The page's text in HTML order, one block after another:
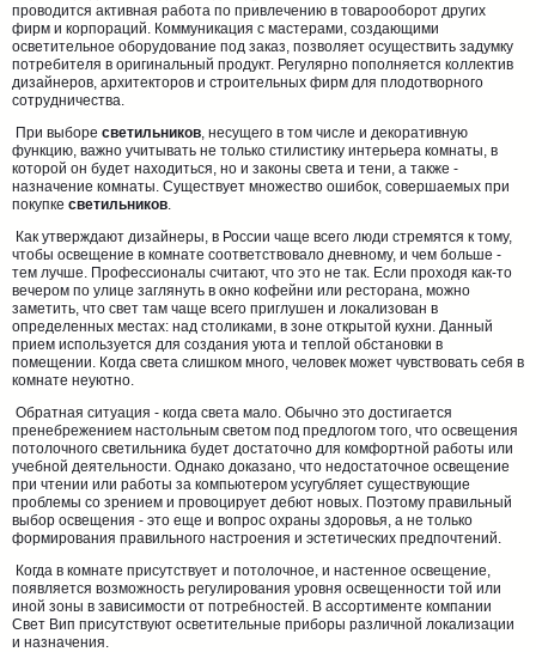
проводится активная работа по привлечению в товарооборот других
фирм и корпораций. Коммуникация с мастерами, создающими
осветительное оборудование под заказ, позволяет осуществить задумку
потребителя в оригинальный продукт. Регулярно пополняется коллектив
дизайнеров, архитекторов и строительных фирм для плодотворного
сотрудничества.
При выборе светильников, несущего в том числе и декоративную
функцию, важно учитывать не только стилистику интерьера комнаты, в
которой он будет находиться, но и законы света и тени, а также -
назначение комнаты. Существует множество ошибок, совершаемых при
покупке светильников.
Как утверждают дизайнеры, в России чаще всего люди стремятся к тому,
чтобы освещение в комнате соответствовало дневному, и чем больше -
тем лучше. Профессионалы считают, что это не так. Если проходя как-то
вечером по улице заглянуть в окно кофейни или ресторана, можно
заметить, что свет там чаще всего приглушен и локализован в
определенных местах: над столиками, в зоне открытой кухни. Данный
прием используется для создания уюта и теплой обстановки в
помещении. Когда света слишком много, человек может чувствовать себя в
комнате неуютно.
Обратная ситуация - когда света мало. Обычно это достигается
пренебрежением настольным светом под предлогом того, что освещения
потолочного светильника будет достаточно для комфортной работы или
учебной деятельности. Однако доказано, что недостаточное освещение
при чтении или работы за компьютером усугубляет существующие
проблемы со зрением и провоцирует дебют новых. Поэтому правильный
выбор освещения - это еще и вопрос охраны здоровья, а не только
формирования правильного настроения и эстетических предпочтений.
Когда в комнате присутствует и потолочное, и настенное освещение,
появляется возможность регулирования уровня освещенности той или
иной зоны в зависимости от потребностей. В ассортименте компании
Свет Вип присутствуют осветительные приборы различной локализации
и назначения.